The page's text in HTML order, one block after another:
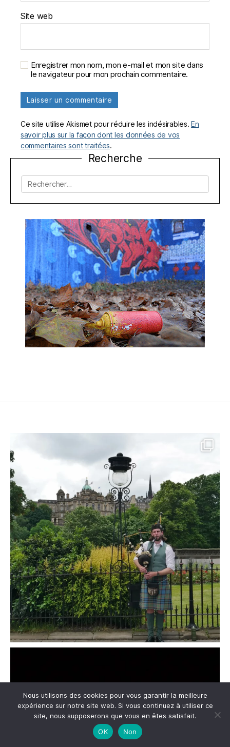
Site web
Enregistrer mon nom, mon e-mail et mon site dans
le navigateur pour mon prochain commentaire.
Ce site utilise Akismet pour réduire les indésirables.En
savoir plus sur la façon dont les données de vos
commentaires sont traitées.
Recherche
Rechercher :
Nous utilisons des cookies pour vous garantir la meilleure
expérience sur notre site web. Si vous continuez à utiliser ce
site, nous supposerons que vous en êtes satisfait.
OK
Non